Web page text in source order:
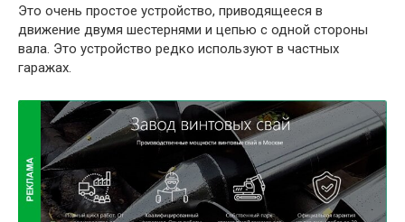
Это очень простое устройство, приводящееся в
движение двумя шестернями и цепью с одной стороны
вала. Это устройство редко используют в частных
гаражах.